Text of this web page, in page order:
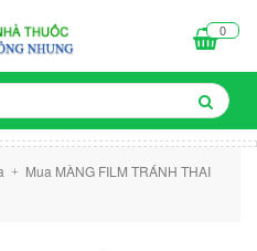
0
+
Mua MÀNG FILM TRÁNH THAI